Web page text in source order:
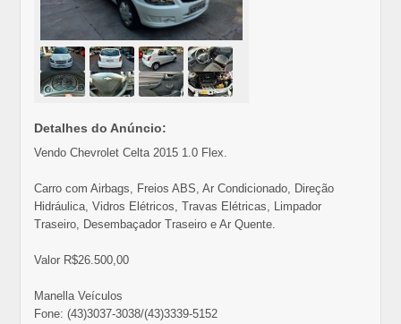
Detalhes do Anúncio:
Vendo Chevrolet Celta 2015 1.0 Flex.
Carro com Airbags, Freios ABS, Ar Condicionado, Direção
Hidráulica, Vidros Elétricos, Travas Elétricas, Limpador
Traseiro, Desembaçador Traseiro e Ar Quente.
Valor R$26.500,00
Manella Veículos
Fone: (43)3037-3038/(43)3339-5152